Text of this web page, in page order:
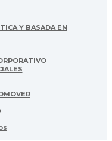
Y BASADA EN